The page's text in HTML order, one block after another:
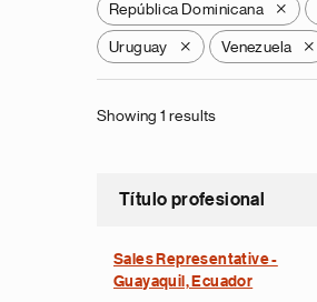
República Dominicana X
Uruguay X Venezuela X
Showing 1 results
Título profesional
Sales Representative -
Guayaquil, Ecuador